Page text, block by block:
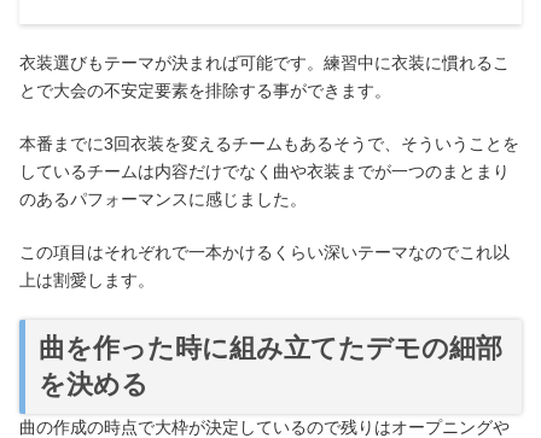
衣装選びもテーマが決まれば可能です。練習中に衣装に慣れるこ
とで大会の不安定要素を排除する事ができます。
本番までに3回衣装を変えるチームもあるそうで、そういうことを
しているチームは内容だけでなく曲や衣装までが一つのまとまり
のあるパフォーマンスに感じました。
この項目はそれぞれで一本かけるくらい深いテーマなのでこれ以
上は割愛します。
曲を作った時に組み立てたデモの細部
を決める
曲の作成の時点で大枠が決定しているので残りはオープニングや